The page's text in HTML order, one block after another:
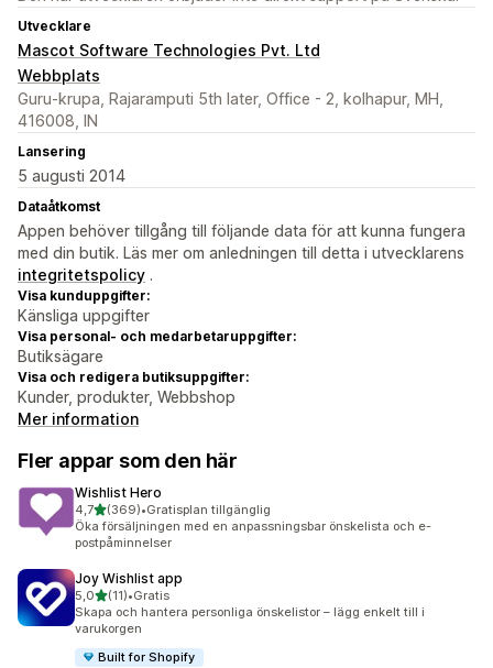
Utvecklare
Mascot Software Technologies Pvt. Ltd
Webbplats
Guru-krupa, Rajaramputi 5th later, Office - 2, kolhapur, MH,
416008, IN
Lansering
5 augusti 2014
Dataåtkomst
Appen behöver tillgång till följande data för att kunna fungera
med din butik. Läs mer om anledningen till detta i utvecklarens
integritetspolicy .
Visa kunduppgifter:
Känsliga uppgifter
Visa personal- och medarbetaruppgifter:
Butiksägare
Visa och redigera butiksuppgifter:
Kunder, produkter, Webbshop
Mer information
Fler appar som den här
Wishlist Hero
4,7av 5 stjärnor
(369)
369 recensioner totalt
•Gratisplan tillgänglig
Öka försäljningen med en anpassningsbar önskelista och e-
postpåminnelser
Joy Wishlist app
5,0av 5 stjärnor
(11)
11 recensioner totalt
•Gratis
Skapa och hantera personliga önskelistor – lägg enkelt till i
varukorgen
Built for Shopify